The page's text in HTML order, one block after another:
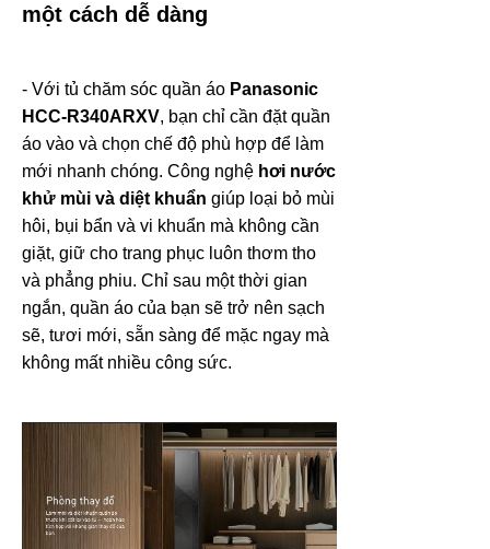
một cách dễ dàng
- Với tủ chăm sóc quần áo Panasonic
HCC-R340ARXV, bạn chỉ cần đặt quần
áo vào và chọn chế độ phù hợp để làm
mới nhanh chóng. Công nghệ hơi nước
khử mùi và diệt khuẩn giúp loại bỏ mùi
hôi, bụi bẩn và vi khuẩn mà không cần
giặt, giữ cho trang phục luôn thơm tho
và phẳng phiu. Chỉ sau một thời gian
ngắn, quần áo của bạn sẽ trở nên sạch
sẽ, tươi mới, sẵn sàng để mặc ngay mà
không mất nhiều công sức.